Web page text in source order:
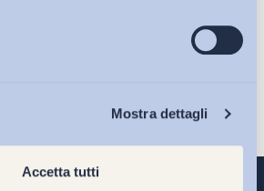
Mostra dettagli
Accetta tutti